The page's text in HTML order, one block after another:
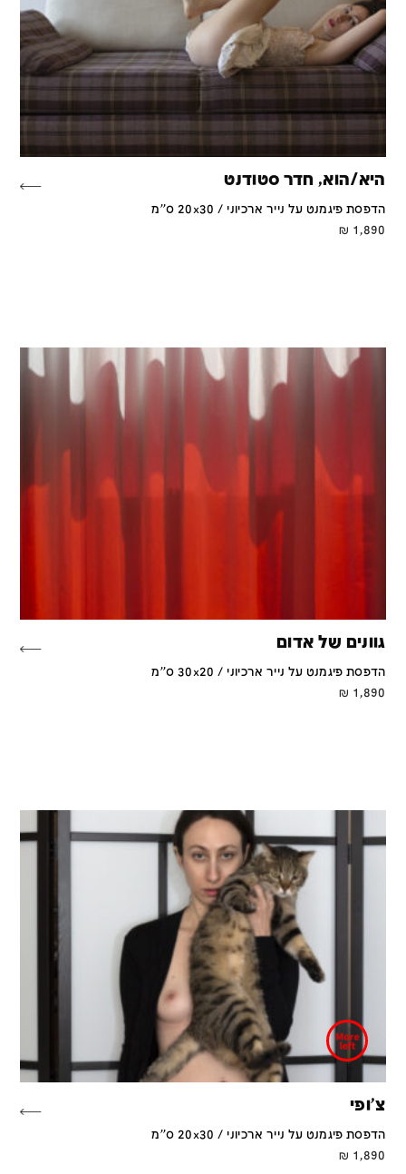
היא/הוא, חדר סטודנט
הדפסת פיגמנט על נייר ארכיוני / 20x30 ס''מ
1,890
₪
גוונים של אדום
הדפסת פיגמנט על נייר ארכיוני / 30x20 ס''מ
1,890
₪
צ'ופי
הדפסת פיגמנט על נייר ארכיוני / 20x30 ס''מ
1,890
₪